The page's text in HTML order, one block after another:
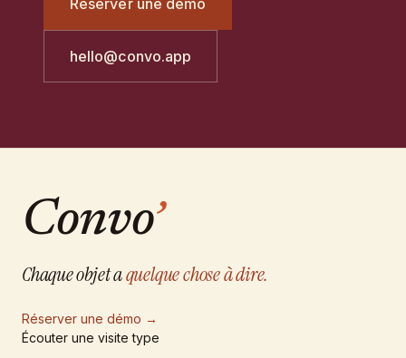
hello@convo.app
Convo’
Chaque objet aquelque chose à dire.
Réserver une démo →
Écouter une visite type